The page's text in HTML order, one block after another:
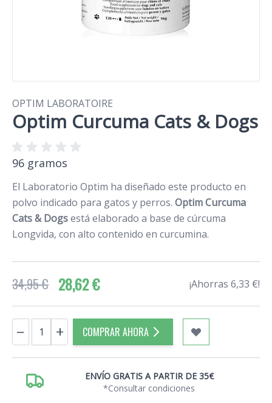
OPTIM LABORATOIRE
Optim Curcuma Cats & Dogs
96 gramos
El Laboratorio Optim ha diseñado este producto en
polvo indicado para gatos y perros. Optim Curcuma
Cats & Dogsestá elaborado a base de cúrcuma
Longvida, con alto contenido en curcumina.
34,95 € 28,62 € ¡Ahorras 6,33 €!
Cantidad
− + COMPRAR AHORA
ENVÍO GRATIS A PARTIR DE 35€
*Consultar condiciones